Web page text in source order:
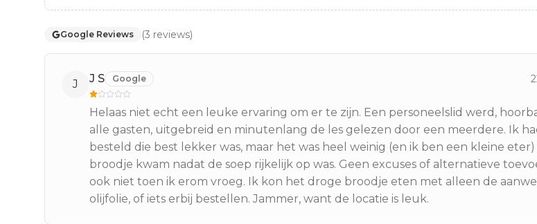
Google Reviews (3 reviews)
J J S Google
Helaas niet echt een leuke ervaring om er te zijn. Een personeelslid werd,
alle gasten, uitgebreid en minutenlang de les gelezen door een meerdere. Ik
besteld die best lekker was, maar het was heel weinig (en ik ben een kleine
broodje kwam nadat de soep rijkelijk op was. Geen excuses of alternatieve
ook niet toen ik erom vroeg. Ik kon het droge broodje eten met alleen de
olijfolie, of iets erbij bestellen. Jammer, want de locatie is leuk.